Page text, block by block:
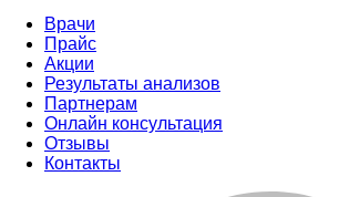
Врачи
Прайс
Акции
Результаты анализов
Партнерам
Онлайн консультация
Отзывы
Контакты